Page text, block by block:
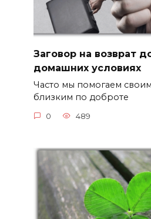
Заговор на возврат
домашних условиях
Часто мы помогаем
близким по доброте
0 489